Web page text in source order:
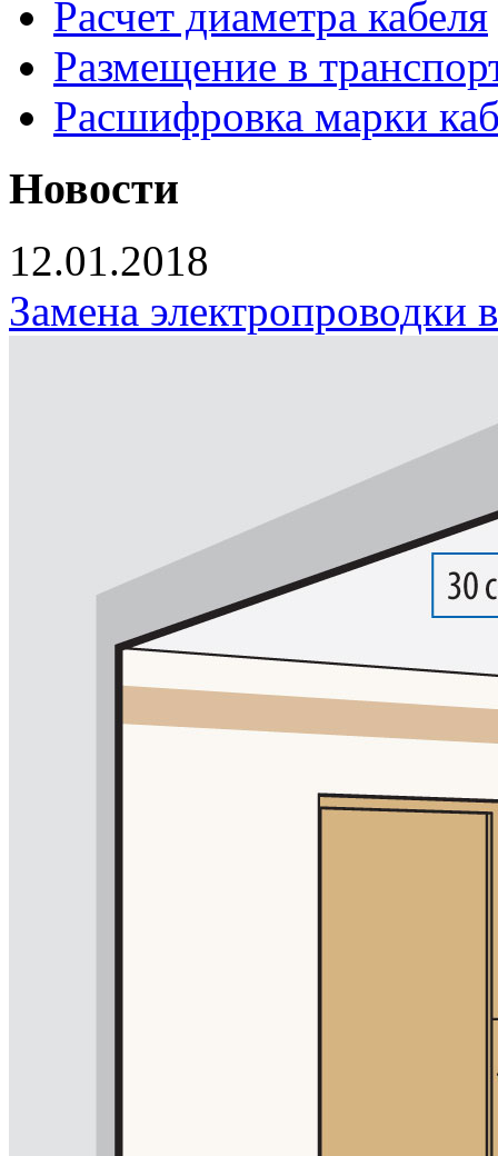
Расчет диаметра кабеля
Размещение в
Расшифровка марки
Новости
12.01.2018
Замена электропроводки